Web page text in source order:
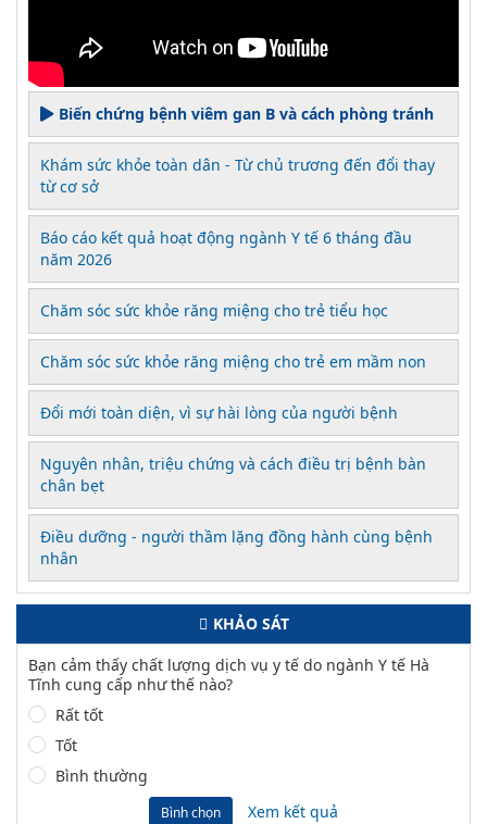
Biến chứng bệnh viêm gan B và cách phòng tránh
Khám sức khỏe toàn dân - Từ chủ trương đến đổi thay
từ cơ sở
Báo cáo kết quả hoạt động ngành Y tế 6 tháng đầu
năm 2026
Chăm sóc sức khỏe răng miệng cho trẻ tiểu học
Chăm sóc sức khỏe răng miệng cho trẻ em mầm non
Đổi mới toàn diện, vì sự hài lòng của người bệnh
Nguyên nhân, triệu chứng và cách điều trị bệnh bàn
chân bẹt
Điều dưỡng - người thầm lặng đồng hành cùng bệnh
nhân
KHẢO SÁT
Bạn cảm thấy chất lượng dịch vụ y tế do ngành Y tế Hà
Tĩnh cung cấp như thế nào?
Rất tốt
Tốt
Bình thường
Bình chọn Xem kết quả